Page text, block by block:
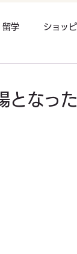
留学 ショッ
となっ